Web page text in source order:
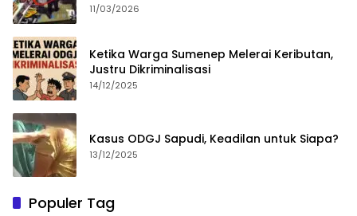
11/03/2026
Ketika Warga Sumenep Melerai Keributan,
Justru Dikriminalisasi
14/12/2025
Kasus ODGJ Sapudi, Keadilan untuk Siapa?
13/12/2025
Populer Tag